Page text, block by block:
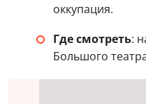
оккупация.
Где смотреть:
Большого